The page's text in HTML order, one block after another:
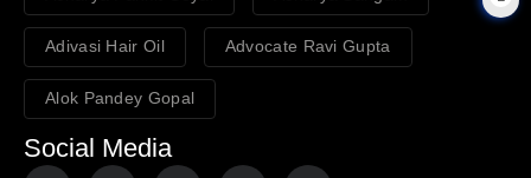
Adivasi Hair Oil Advocate Ravi Gupta
Alok Pandey Gopal
Social Media